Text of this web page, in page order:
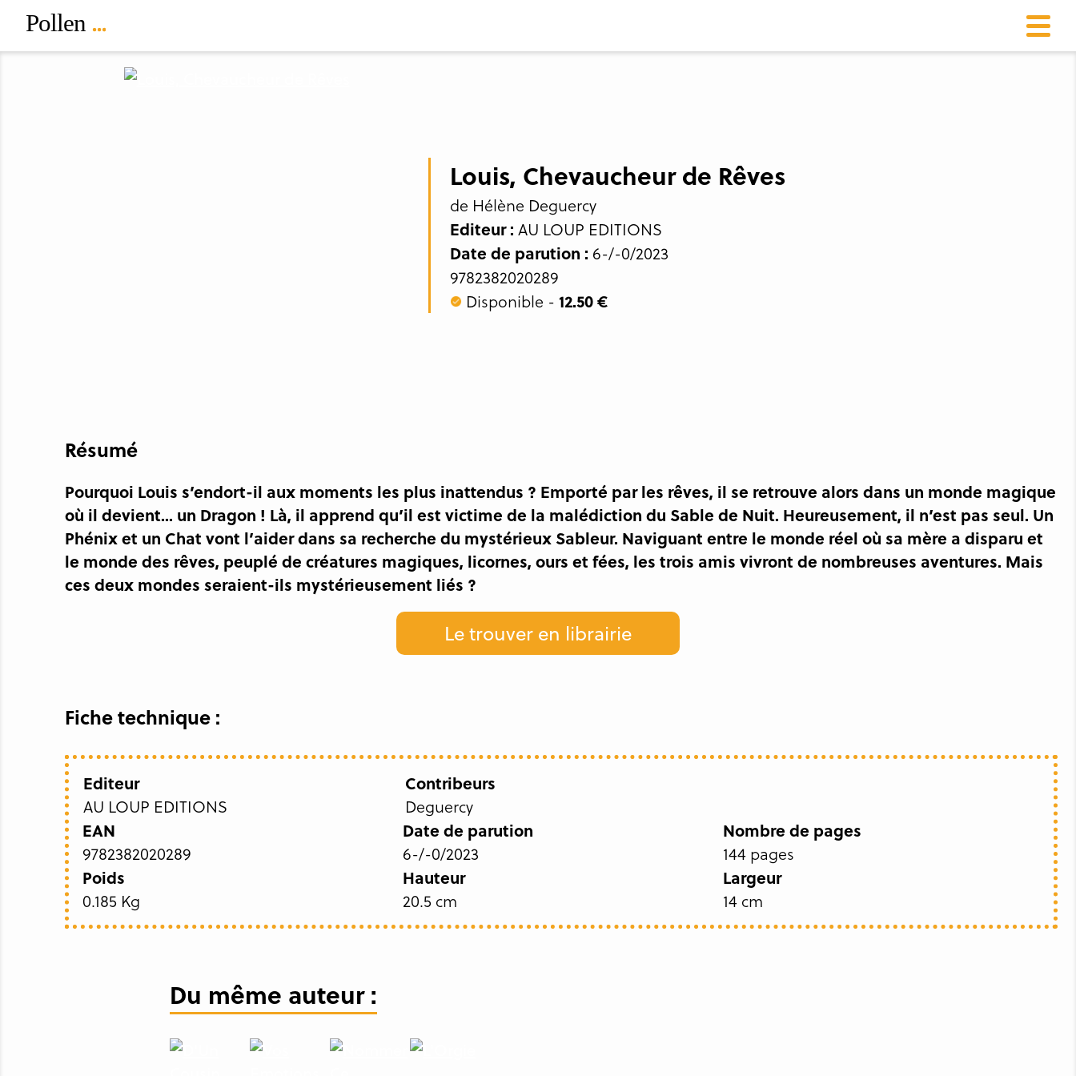
Louis, Chevaucheur de Rêves
de Hélène Deguercy
Editeur : AU LOUP EDITIONS
Date de parution : 6-/-0/2023
9782382020289
Disponible - 12.50 €
Résumé
Pourquoi Louis s’endort-il aux moments les plus inattendus ? Emporté par les rêves, il se retrouve alors dans un monde magique
où il devient... un Dragon ! Là, il apprend qu’il est victime de la malédiction du Sable de Nuit. Heureusement, il n’est pas seul. Un
Phénix et un Chat vont l’aider dans sa recherche du mystérieux Sableur. Naviguant entre le monde réel où sa mère a disparu et
le monde des rêves, peuplé de créatures magiques, licornes, ours et fées, les trois amis vivront de nombreuses aventures. Mais
ces deux mondes seraient-ils mystérieusement liés ?
Le trouver en librairie
Fiche technique :
Editeur
AU LOUP EDITIONS
Contribeurs
Deguercy
EAN
9782382020289
Date de parution
6-/-0/2023
Nombre de pages
144 pages
Poids
0.185 Kg
Hauteur
20.5 cm
Largeur
14 cm
Du même auteur :